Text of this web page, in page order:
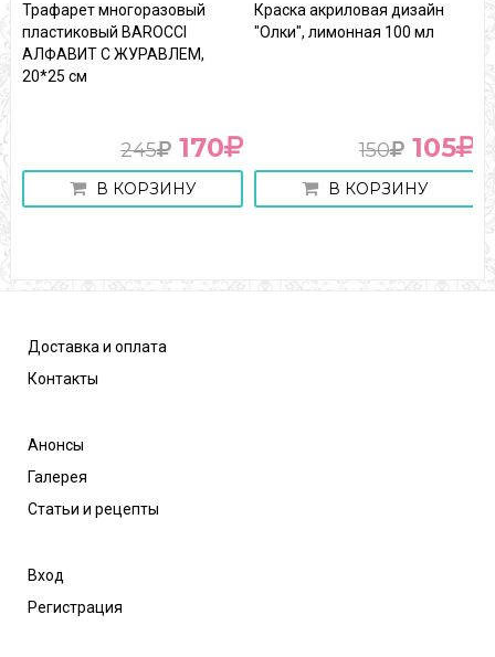
Трафарет многоразовый
пластиковый BAROCCI
АЛФАВИТ С ЖУРАВЛЕМ,
20*25 см
245 170
В КОРЗИНУ
Краска акриловая дизайн
"Олки", лимонная 100 мл
150 105
В КОРЗИНУ
Доставка и оплата
Контакты
Анонсы
Галерея
Статьи и рецепты
Вход
Регистрация